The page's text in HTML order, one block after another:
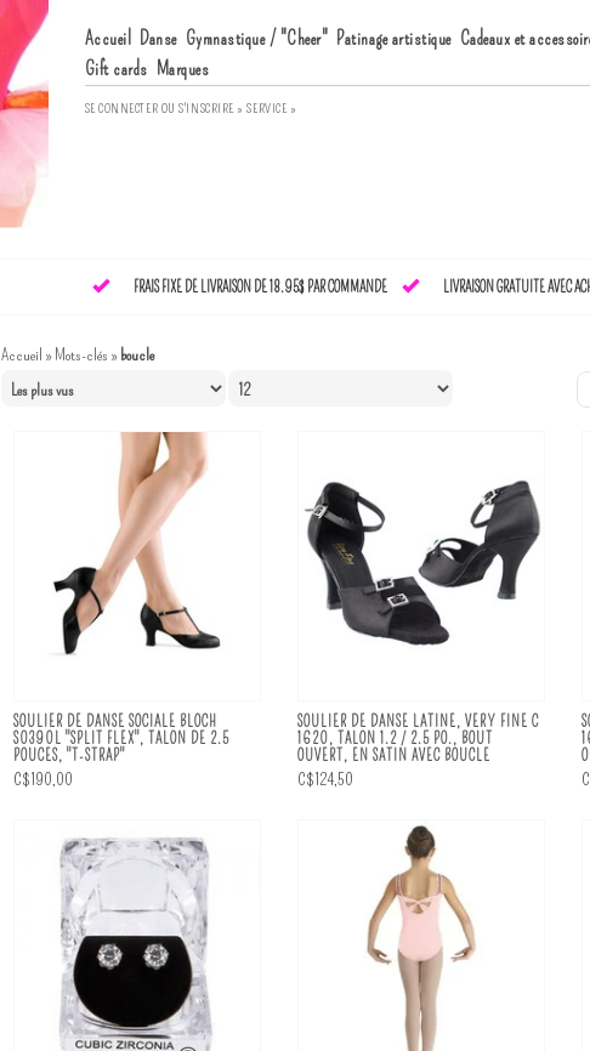
Accueil Danse Gymnastique / "Cheer" Patinage artistique Cadeaux et
Gift cards Marques
SE CONNECTER OUS'INSCRIRE » SERVICE »
FRAIS FIXE DE LIVRAISON DE 18.95$ PAR COMMANDE LIVRAISON GRATUITE AVEC
Accueil »Mots-clés » boucle
SOULIER DE DANSE SOCIALE BLOCH
S0390L "SPLIT FLEX", TALON DE 2.5
POUCES, "T-STRAP"
C$190,00
SOULIER DE DANSE LATINE, VERY FINE C
1620, TALON 1.2 / 2.5 PO., BOUT
OUVERT, EN SATIN AVEC BOUCLE
C$124,50